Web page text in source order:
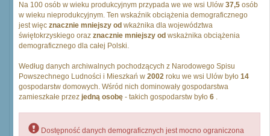
Na 100 osób w wieku produkcyjnym przypada we we wsi Ulów 37,5 osób
w wieku nieprodukcyjnym. Ten wskaźnik obciążenia demograficznego
jest więc znacznie mniejszy od wkażnika dla województwa
świętokrzyskiego oraz znacznie mniejszy od wskażnika obciążenia
demograficznego dla całej Polski.
Według danych archiwalnych pochodzących z Narodowego Spisu
Powszechnego Ludności i Mieszkań w 2002 roku we wsi Ulów było 14
gospodarstw domowych. Wśród nich dominowały gospodarstwa
zamieszkałe przez jedną osobę - takich gospodarstw było 6 .
Dostępność danych demograficznych jest mocno ograniczona